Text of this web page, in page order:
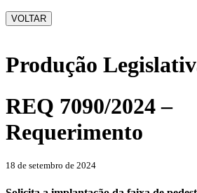
VOLTAR
Produção
REQ 7090/2024 –
Requerimento
18 de setembro de 2024